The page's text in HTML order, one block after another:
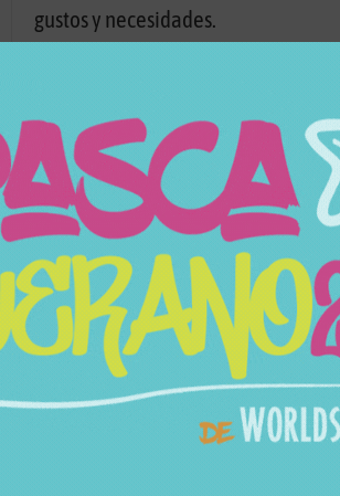
gustos y necesidades.
Características
SKU 1338
Categorías Cazoletas
Marca Solaris
Modelo
Stock En Stock
19,95€12,95€